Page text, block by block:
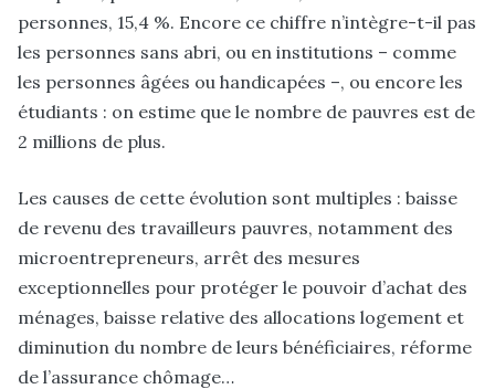
personnes, 15,4 %. Encore ce chiffre n’intègre-t-il pas
les personnes sans abri, ou en institutions – comme
les personnes âgées ou handicapées –, ou encore les
étudiants : on estime que le nombre de pauvres est de
2 millions de plus.
Les causes de cette évolution sont multiples : baisse
de revenu des travailleurs pauvres, notamment des
microentrepreneurs, arrêt des mesures
exceptionnelles pour protéger le pouvoir d’achat des
ménages, baisse relative des allocations logement et
diminution du nombre de leurs bénéficiaires, réforme
de l’assurance chômage…